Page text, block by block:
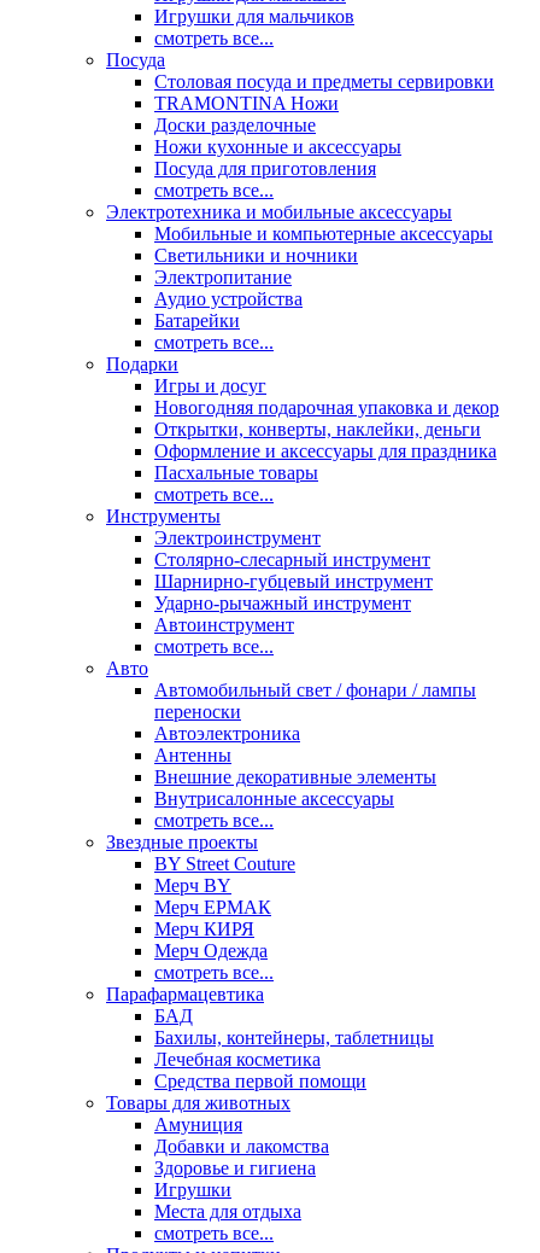
Игрушки для мальчиков
смотреть все...
Посуда
Столовая посуда и предметы сервировки
TRAMONTINA Ножи
Доски разделочные
Ножи кухонные и аксессуары
Посуда для приготовления
смотреть все...
Электротехника и мобильные аксессуары
Мобильные и компьютерные аксессуары
Светильники и ночники
Электропитание
Аудио устройства
Батарейки
смотреть все...
Подарки
Игры и досуг
Новогодняя подарочная упаковка и декор
Открытки, конверты, наклейки, деньги
Оформление и аксессуары для праздника
Пасхальные товары
смотреть все...
Инструменты
Электроинструмент
Столярно-слесарный инструмент
Шарнирно-губцевый инструмент
Ударно-рычажный инструмент
Автоинструмент
смотреть все...
Авто
Автомобильный свет / фонари / лампы
переноски
Автоэлектроника
Антенны
Внешние декоративные элементы
Внутрисалонные аксессуары
смотреть все...
Звездные проекты
BY Street Couture
Мерч BY
Мерч ЕРМАК
Мерч КИРЯ
Мерч Одежда
смотреть все...
Парафармацевтика
БАД
Бахилы, контейнеры, таблетницы
Лечебная косметика
Средства первой помощи
Товары для животных
Амуниция
Добавки и лакомства
Здоровье и гигиена
Игрушки
Места для отдыха
смотреть все...